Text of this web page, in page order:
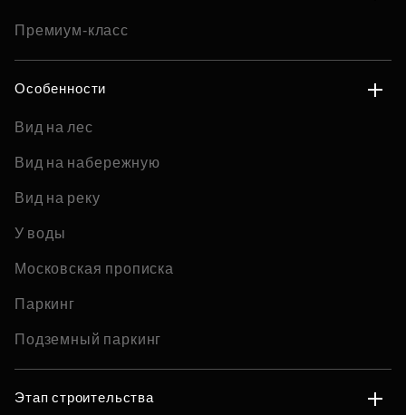
Премиум-класс
Особенности
Вид на лес
Вид на набережную
Вид на реку
У воды
Московская прописка
Паркинг
Подземный паркинг
Этап строительства